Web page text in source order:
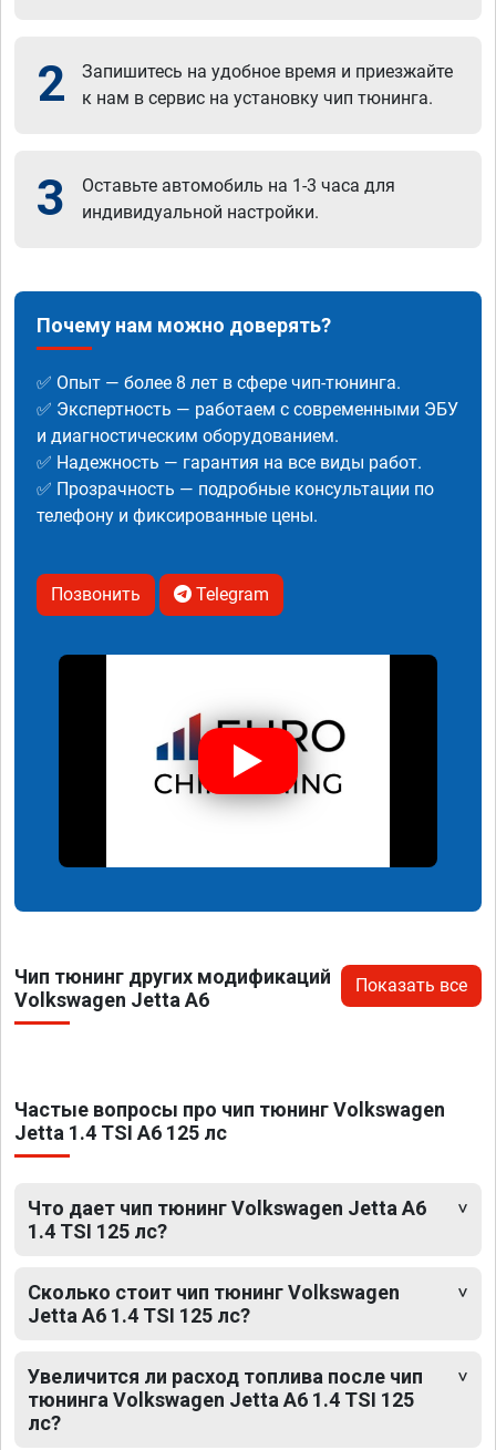
2
Запишитесь на удобное время и приезжайте
к нам в сервис на установку чип тюнинга.
3
Оставьте автомобиль на 1-3 часа для
индивидуальной настройки.
Почему нам можно доверять?
✅ Опыт — более 8 лет в сфере чип-тюнинга.
✅ Экспертность — работаем с современными ЭБУ
и диагностическим оборудованием.
✅ Надежность — гарантия на все виды работ.
✅ Прозрачность — подробные консультации по
телефону и фиксированные цены.
Позвонить Telegram
Чип тюнинг других модификаций
Volkswagen Jetta A6
Показать все
Частые вопросы про чип тюнинг Volkswagen
Jetta 1.4 TSI A6 125 лс
Что дает чип тюнинг Volkswagen Jetta A6
1.4 TSI 125 лс?
Сколько стоит чип тюнинг Volkswagen
Jetta A6 1.4 TSI 125 лс?
Увеличится ли расход топлива после чип
тюнинга Volkswagen Jetta A6 1.4 TSI 125
лс?